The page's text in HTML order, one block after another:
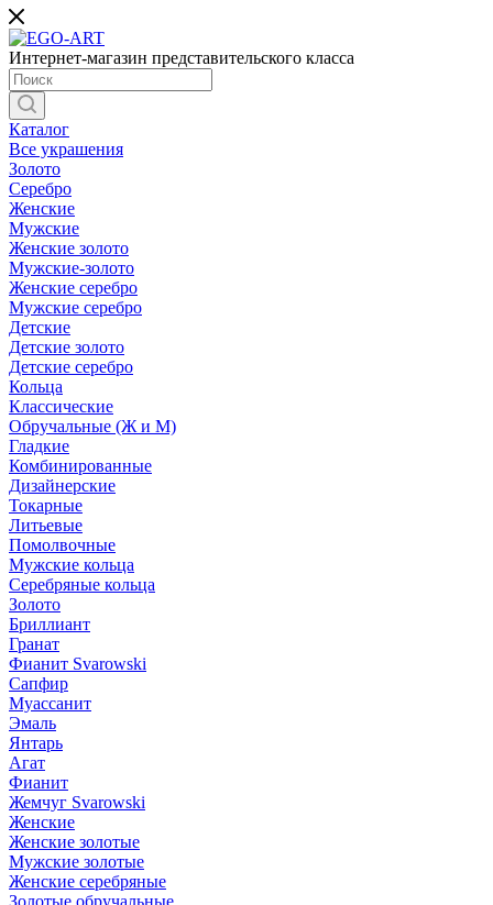
Интернет-магазин представительского класса
Каталог
Все украшения
Золото
Серебро
Женские
Мужские
Женские золото
Мужские-золото
Женские серебро
Мужские серебро
Детские
Детские золото
Детские серебро
Кольца
Классические
Обручальные (Ж и М)
Гладкие
Комбинированные
Дизайнерские
Токарные
Литьевые
Помолвочные
Мужские кольца
Серебряные кольца
Золото
Бриллиант
Гранат
Фианит Svarowski
Сапфир
Муассанит
Эмаль
Янтарь
Агат
Фианит
Жемчуг Svarowski
Женские
Женские золотые
Мужские золотые
Женские серебряные
Золотые обручальные